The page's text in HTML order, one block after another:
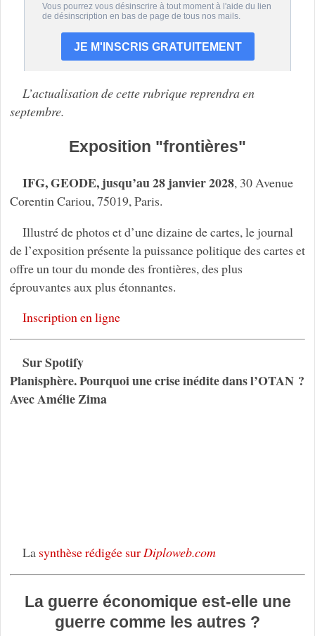
L’actualisation de cette rubrique reprendra en
septembre.
Exposition "frontières"
IFG, GEODE, jusqu’au 28 janvier 2028, 30 Avenue
Corentin Cariou, 75019, Paris.
Illustré de photos et d’une dizaine de cartes, le journal
de l’exposition présente la puissance politique des cartes et
offre un tour du monde des frontières, des plus
éprouvantes aux plus étonnantes.
Inscription en ligne
Sur Spotify
Planisphère. Pourquoi une crise inédite dans l’OTAN ?
Avec Amélie Zima
La synthèse rédigée surDiploweb.com
La guerre économique est-elle une
guerre comme les autres ?